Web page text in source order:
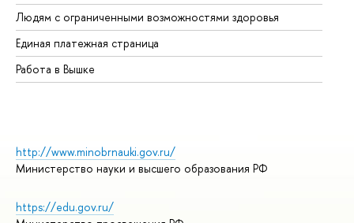
Людям с ограниченными возможностями здоровья
Единая платежная страница
Работа в Вышке
http://www.minobrnauki.gov.ru/
Министерство науки и высшего образования РФ
https://edu.gov.ru/